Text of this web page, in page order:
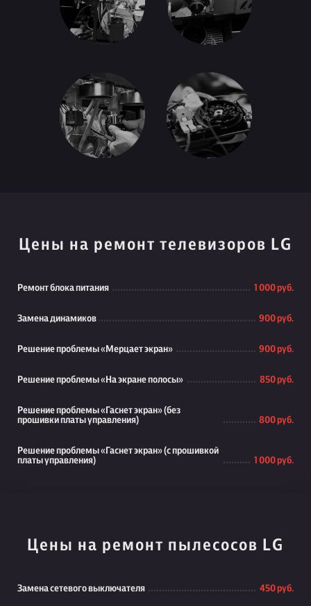
Цены на ремонт телевизоров LG
Ремонт блока питания 1 000 руб.
Замена динамиков 900 руб.
Решение проблемы «Мерцает экран» 900 руб.
Решение проблемы «На экране полосы» 850 руб.
Решение проблемы «Гаснет экран» (без
прошивки платы управления)
800 руб.
Решение проблемы «Гаснет экран» (с прошивкой
платы управления)
1 000 руб.
Цены на ремонт пылесосов LG
Замена сетевого выключателя 450 руб.